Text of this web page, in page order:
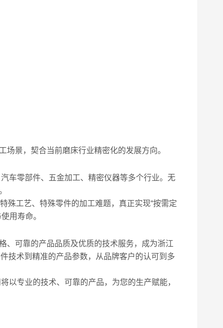
景，契合当前磨床行业精密化的发展方向。
车零部件、五金加工、精密仪器等多个行业。无
殊工艺、特殊零件的加工难题，真正实现“按需定
用寿命。
、可靠的产品品质及优质的技术服务，成为浙江
技术到精准的产品参数，从品牌客户的认可到多
以专业的技术、可靠的产品，为您的生产赋能，